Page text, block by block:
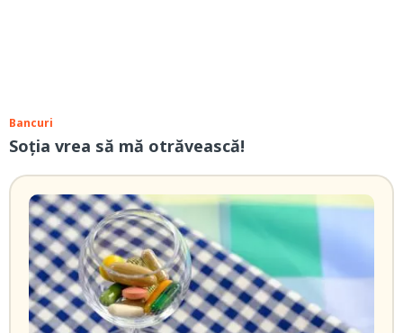
Bancuri
Soția vrea să mă otrăvească!